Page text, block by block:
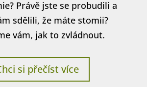
Právě jste se probudili a
sdělili, že máte stomii?
vám, jak to zvládnout.
si přečíst více